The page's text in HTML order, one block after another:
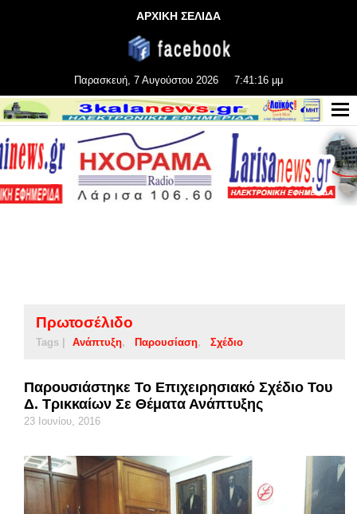
ΑΡΧΙΚΗ ΣΕΛΙΔΑ
Παρασκευή, 7 Αυγούστου 2026 7:41:16 μμ
Πρωτοσέλιδο
Tags | Ανάπτυξη Παρουσίαση Σχέδιο
Παρουσιάστηκε Το Επιχειρησιακό Σχέδιο Του
Δ. Τρικκαίων Σε Θέματα Ανάπτυξης
23 Ιουνίου, 2016